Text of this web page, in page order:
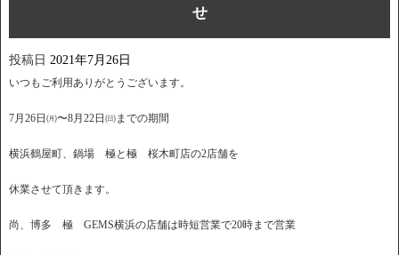
せ
投稿日 2021年7月26日
いつもご利用ありがとうございます。
7月26日㈪〜8月22日㈰までの期間
横浜鶴屋町、鍋場 極と極 桜木町店の2店舗を
休業させて頂きます。
尚、博多 極 GEMS横浜の店舗は時短営業で20時まで営業